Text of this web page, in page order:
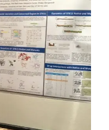
রিসার্চ
পেপার
পড়বেন
দক্ষ হওয়া